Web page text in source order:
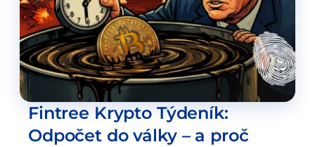
Fintree Krypto Týdeník:
Odpočet do války – a proč